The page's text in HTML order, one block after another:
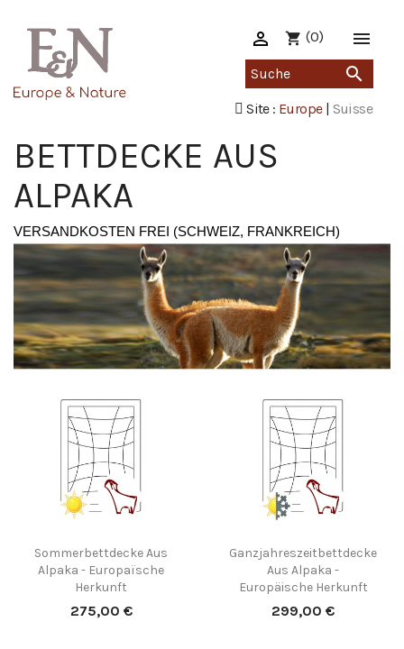

shopping_cart (0)

Site : Europe| Suisse

BETTDECKE AUS
ALPAKA
VERSANDKOSTEN FREI (SCHWEIZ, FRANKREICH)
Sommerbettdecke Aus
Alpaka - Europaïsche
Herkunft
Preis
275,00 €
Ganzjahreszeitbettdecke
Aus Alpaka -
Europäische Herkunft
Preis
299,00 €